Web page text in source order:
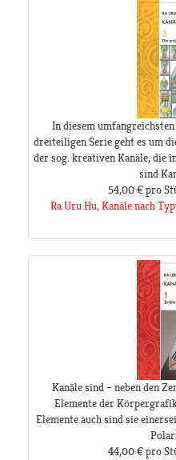
In diesem
dreiteiligen Serie geht es um
der sog. kreativen Kanäle, die
sind
54,00 €pro
Ra Uru Hu, Kanäle nach
Kanäle sind – neben den
Elemente der
Elemente auch sind sie
44,00 €pro